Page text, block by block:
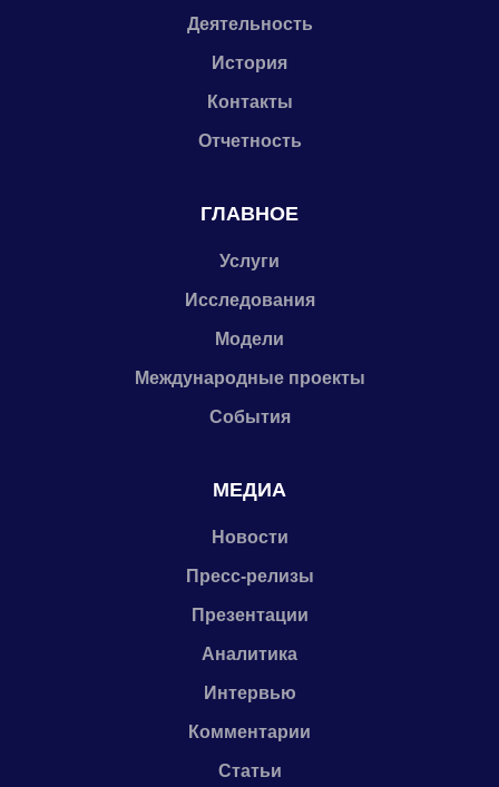
Деятельность
История
Контакты
Отчетность
ГЛАВНОЕ
Услуги
Исследования
Модели
Международные проекты
События
МЕДИА
Новости
Пресс-релизы
Презентации
Аналитика
Интервью
Комментарии
Статьи